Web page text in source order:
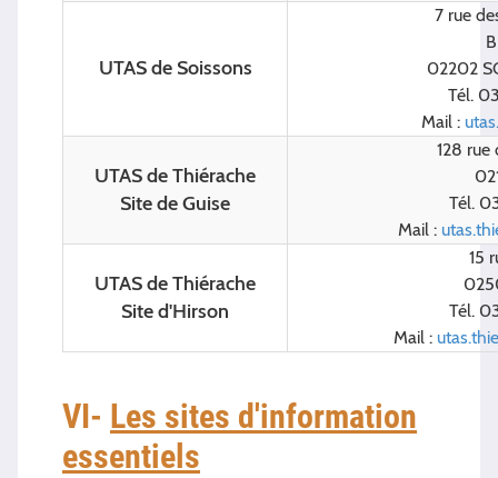
UTAS de Soissons
7 rue
02202
Tél.
Mail :
UTAS de Thiérache
Site de Guise
128 rue
Tél.
Mail :
UTAS de Thiérache
Site d'Hirson
15
Tél.
Mail :
VI- Les sites d'information
essentiels